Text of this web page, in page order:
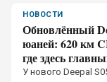
НОВОСТИ
Обновлённый
юаней: 620 км
где здесь
У нового Deepal